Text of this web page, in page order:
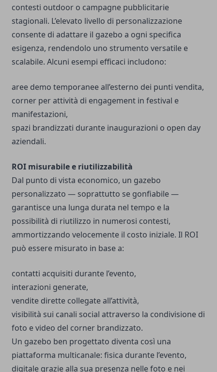
contesti outdoor o campagne pubblicitarie
stagionali. L’elevato livello di personalizzazione
consente di adattare il gazebo a ogni specifica
esigenza, rendendolo uno strumento versatile e
scalabile. Alcuni esempi efficaci includono:
aree demo temporanee all’esterno dei punti vendita,
corner per attività di engagement in festival e
manifestazioni,
spazi brandizzati durante inaugurazioni o open day
aziendali.
ROI misurabile e riutilizzabilità
Dal punto di vista economico, un gazebo
personalizzato — soprattutto se gonfiabile —
garantisce una lunga durata nel tempo e la
possibilità di riutilizzo in numerosi contesti,
ammortizzando velocemente il costo iniziale. Il ROI
può essere misurato in base a:
contatti acquisiti durante l’evento,
interazioni generate,
vendite dirette collegate all’attività,
visibilità sui canali social attraverso la condivisione di
foto e video del corner brandizzato.
Un gazebo ben progettato diventa così una
piattaforma multicanale: fisica durante l’evento,
digitale grazie alla sua presenza nelle foto e nei